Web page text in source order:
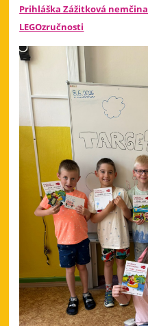
Prihláška Zážitková nemčina
LEGOzručnosti